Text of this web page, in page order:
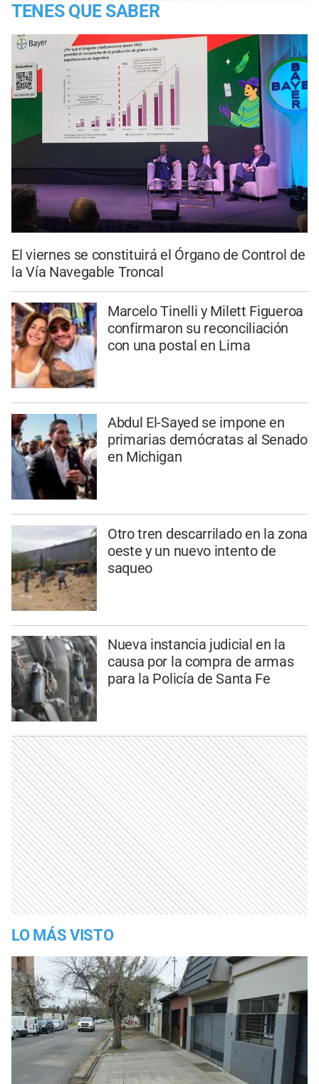
TENES QUE SABER
El viernes se constituirá el Órgano de Control de
la Vía Navegable Troncal
Marcelo Tinelli y Milett Figueroa
confirmaron su reconciliación
con una postal en Lima
Abdul El-Sayed se impone en
primarias demócratas al Senado
en Michigan
Otro tren descarrilado en la zona
oeste y un nuevo intento de
saqueo
Nueva instancia judicial en la
causa por la compra de armas
para la Policía de Santa Fe
LO MÁS VISTO